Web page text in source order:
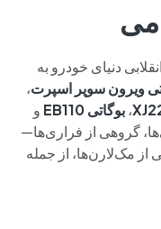
دنیای خودرو به
ویرونسوپر اسپرت،
،بوگاتی EB110
و
گروهی از فراری‌ها—
از مک‌لارن‌ها، از جمله